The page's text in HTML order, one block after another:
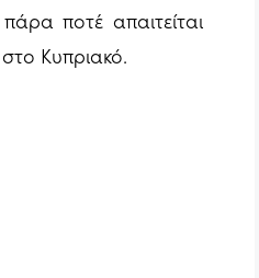
ποτέ απαιτείται
Κυπριακό.